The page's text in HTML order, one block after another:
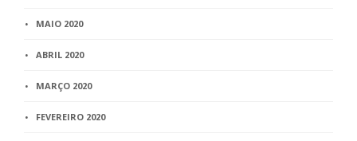
MAIO 2020
ABRIL 2020
MARÇO 2020
FEVEREIRO 2020